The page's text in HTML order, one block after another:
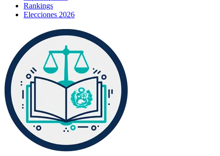
Rankings
Elecciones 2026